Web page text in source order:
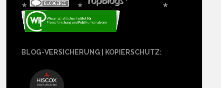
★ ★ ★
BLOG-VERSICHERUNG | KOPIERSCHUTZ: